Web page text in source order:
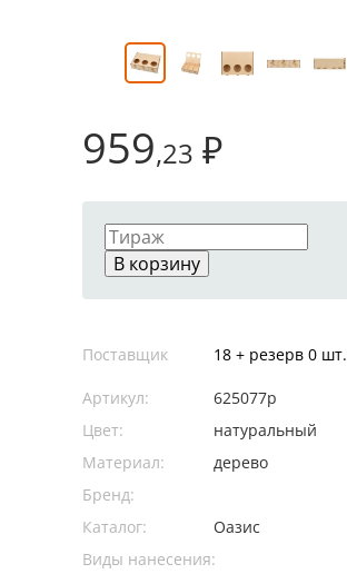
959,23 ₽
В корзину
Поставщик 18 + резерв 0 шт.
Артикул:
625077p
Цвет:
натуральный
Материал:
дерево
Бренд:
Каталог:
Оазис
Виды нанесения: